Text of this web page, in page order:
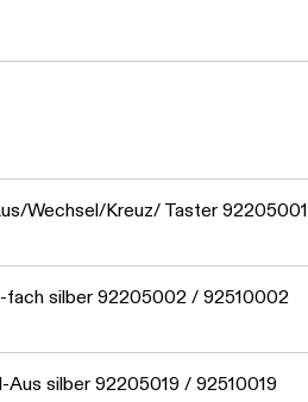
Wechsel/Kreuz/ Taster 92205001
fach silber 92205002 / 92510002
Aus silber 92205019 / 92510019